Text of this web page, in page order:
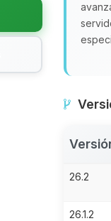
26.2
26.1.2